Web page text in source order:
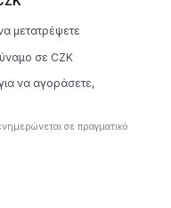
μετατρέψετε
σε CZK
να αγοράσετε,
σε πραγματικό